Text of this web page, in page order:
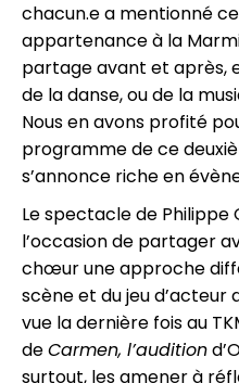
chacun.e a mentionné
appartenance à la
partage avant et après,
de la danse, ou de la
Nous en avons profité
programme de ce
s’annonce riche en
Le spectacle de Philippe
l’occasion de partager
chœur une approche
scène et du jeu d’acteur
vue la dernière fois au
deCarmen, l’audition
surtout, les amener à